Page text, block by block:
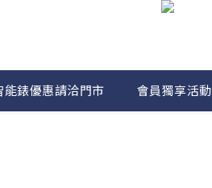
能錶優惠請洽門市 會員獨享活動